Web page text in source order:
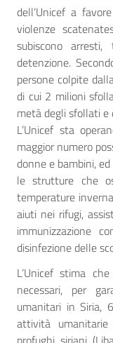
dell’Unicef a
violenze
subiscono
detenzione.
persone colpite
di cui 2 milioni
metà degli sfollati e
L’Unicef sta
maggior numero
donne e bambini,
le strutture che
temperature
aiuti nei rifugi,
immunizzazione
disinfezione delle
L’Unicef stima
necessari, per
umanitari in Siria,
attività